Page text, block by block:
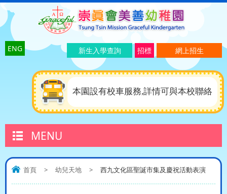
ENG 網上招生
招標
新生入學查詢
本園設有校車服務,詳情可與本校聯絡
MENU
首頁 > 幼兒天地 > 西九文化區聖誕市集及慶祝活動表演